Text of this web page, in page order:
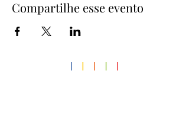
Compartilhe esse evento